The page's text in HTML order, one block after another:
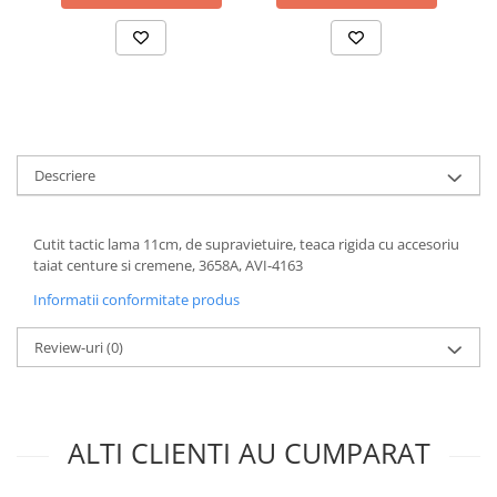
Accesorii baterii sanitare
Accesorii chiuvete
Sisteme filtrare instalatii
Termometre Meteo
Gradina - Gradinarit
Accesorii fierastraie cu lant
Accesorii fierastraie electrice
Accesorii irigare
Accesorii unelte gradinarit
Descriere
Cutit tactic lama 11cm, de supravietuire, teaca rigida cu accesoriu
taiat centure si cremene, 3658A, AVI-4163
Informatii conformitate produs
Review-uri(0)
ALTI CLIENTI AU CUMPARAT